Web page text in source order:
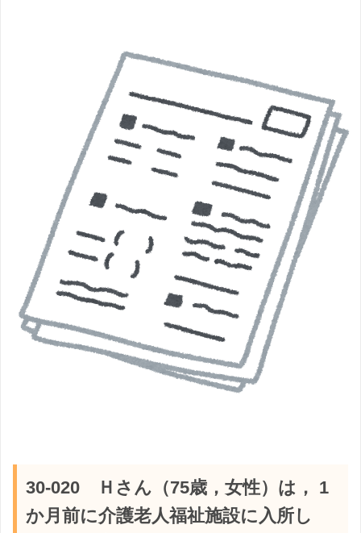
30-020 Ｈさん（75歳，女性）は， 1
か月前に介護老人福祉施設に入所し